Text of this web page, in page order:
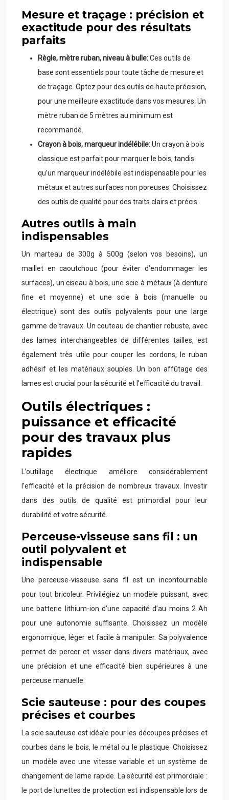
Mesure et traçage : précision et
exactitude pour des résultats
parfaits
Règle, mètre ruban, niveau à bulle:Ces outils de
base sont essentiels pour toute tâche de mesure et
de traçage. Optez pour des outils de haute précision,
pour une meilleure exactitude dans vos mesures. Un
mètre ruban de 5 mètres au minimum est
recommandé.
Crayon à bois, marqueur indélébile:Un crayon à bois
classique est parfait pour marquer le bois, tandis
qu’un marqueur indélébile est indispensable pour les
métaux et autres surfaces non poreuses. Choisissez
des outils de qualité pour des traits clairs et précis.
Autres outils à main
indispensables
Un marteau de 300g à 500g (selon vos besoins), un
maillet en caoutchouc (pour éviter d’endommager les
surfaces), un ciseau à bois, une scie à métaux (à denture
fine et moyenne) et une scie à bois (manuelle ou
électrique) sont des outils polyvalents pour une large
gamme de travaux. Un couteau de chantier robuste, avec
des lames interchangeables de différentes tailles, est
également très utile pour couper les cordons, le ruban
adhésif et les matériaux souples. Un bon affûtage des
lames est crucial pour la sécurité et l’efficacité du travail.
Outils électriques :
puissance et efficacité
pour des travaux plus
rapides
L’outillage électrique améliore considérablement
l’efficacité et la précision de nombreux travaux. Investir
dans des outils de qualité est primordial pour leur
durabilité et votre sécurité.
Perceuse-visseuse sans fil : un
outil polyvalent et
indispensable
Une perceuse-visseuse sans fil est un incontournable
pour tout bricoleur. Privilégiez un modèle puissant, avec
une batterie lithium-ion d’une capacité d’au moins 2 Ah
pour une autonomie suffisante. Choisissez un modèle
ergonomique, léger et facile à manipuler. Sa polyvalence
permet de percer et visser dans divers matériaux, avec
une précision et une efficacité bien supérieures à une
perceuse manuelle.
Scie sauteuse : pour des coupes
précises et courbes
La scie sauteuse est idéale pour les découpes précises et
courbes dans le bois, le métal ou le plastique. Choisissez
un modèle avec une vitesse variable et un système de
changement de lame rapide. La sécurité est primordiale :
le port de lunettes de protection est indispensable lors de